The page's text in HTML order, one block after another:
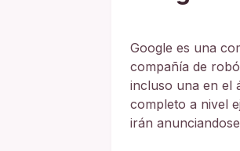
Google es una
compañía de
incluso una en el
completo a nivel
irán